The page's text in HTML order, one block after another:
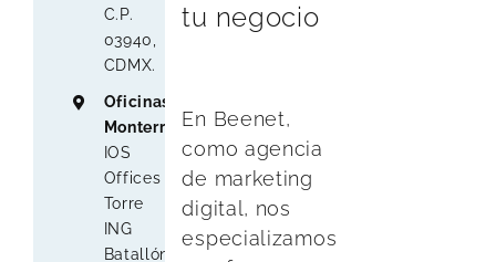
C.P.
03940,
CDMX.
Oficinas
Monterrey:
IOS
Offices
Torre
ING
Batallón
tu negocio
En Beenet,
como agencia
de marketing
digital, nos
especializamos